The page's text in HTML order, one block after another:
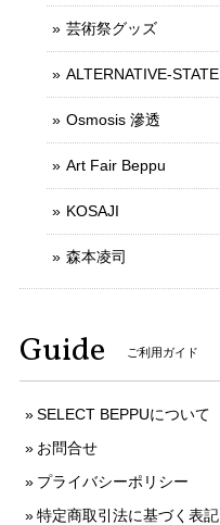
芸術祭グッズ
ALTERNATIVE-STATE
Osmosis 滲透
Art Fair Beppu
KOSAJI
森本凌司
Guide ご利用ガイド
SELECT BEPPUについて
お問合せ
プライバシーポリシー
特定商取引法に基づく表記